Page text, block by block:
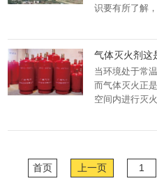
识要有所了解
气体灭火剂这
当环境处于常
而气体灭火正
空间内进行灭
首页 上一页 1